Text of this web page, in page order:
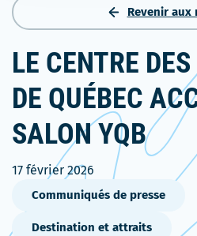
Revenir aux
LE CENTRE
DE QUÉBEC
SALON YQB
17 février 2026
Communiqués de presse
Destination et attraits